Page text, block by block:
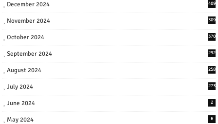
December 2024 409
November 2024 309
October 2024 370
September 2024 292
August 2024 258
July 2024 273
June 2024 2
May 2024 6